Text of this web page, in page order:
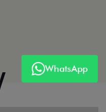
WhatsApp